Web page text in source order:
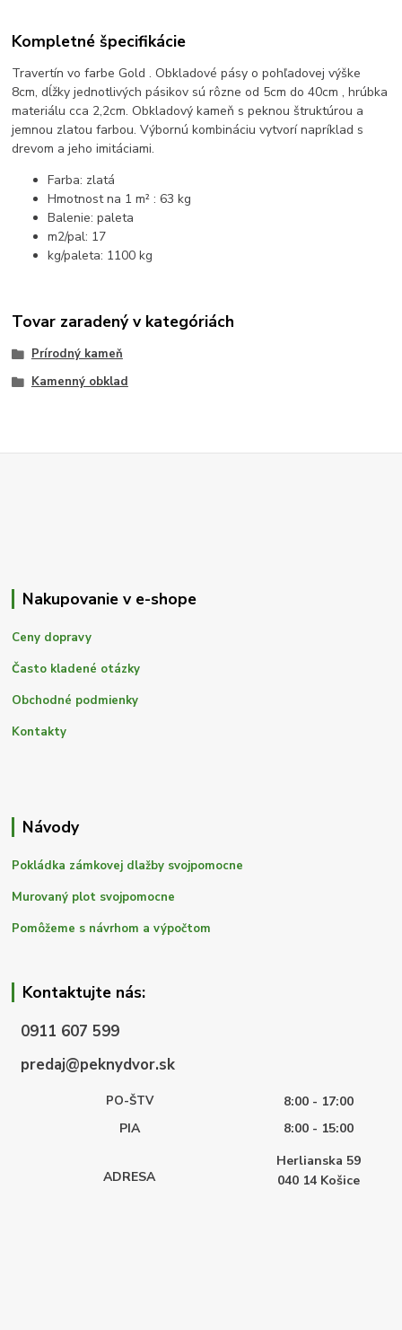
Kompletné špecifikácie
Travertín vo farbe Gold . Obkladové pásy o pohľadovej výške
8cm, dĺžky jednotlivých pásikov sú rôzne od 5cm do 40cm , hrúbka
materiálu cca 2,2cm. Obkladový kameň s peknou štruktúrou a
jemnou zlatou farbou. Výbornú kombináciu vytvorí napríklad s
drevom a jeho imitáciami.
Farba: zlatá
Hmotnost na 1 m² : 63 kg
Balenie: paleta
m2/pal: 17
kg/paleta: 1100 kg
Tovar zaradený v kategóriách
Prírodný kameň
Kamenný obklad
Nakupovanie v e-shope
Ceny dopravy
Často kladené otázky
Obchodné podmienky
Kontakty
Návody
Pokládka zámkovej dlažby svojpomocne
Murovaný plot svojpomocne
Pomôžeme s návrhom a výpočtom
Kontaktujte nás:
0911 607 599
predaj@peknydvor.sk
PO-ŠTV
8:00 - 17:00
PIA
8:00 - 15:00
ADRESA
Herlianska 59
040 14 Košice